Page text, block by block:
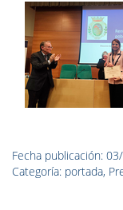
Fecha publicación:
Categoría: portada,